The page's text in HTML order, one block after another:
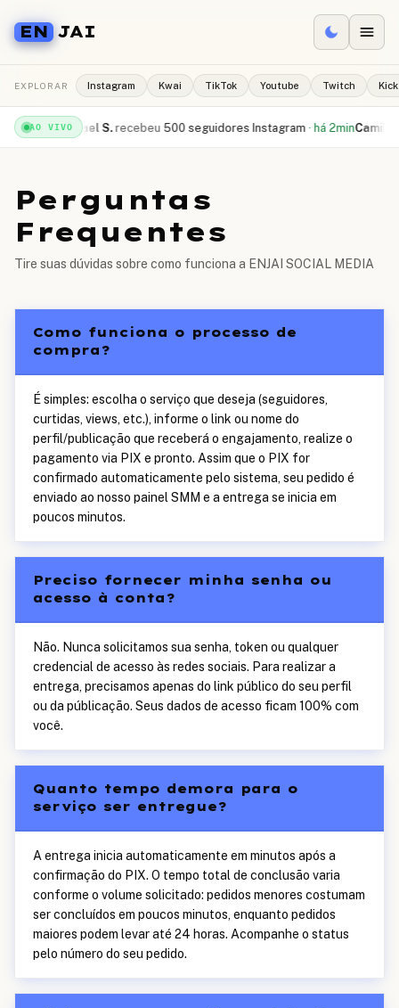
EN JAI
EXPLORAR Instagram Kwai TikTok Youtube Twitch Kick
AO VIVO
1minRafael S. recebeu 500 seguidores Instagram ·há 2min Camila R.
Perguntas
Frequentes
Tire suas dúvidas sobre como funciona a ENJAI SOCIAL MEDIA
Como funciona o processo de
compra?
É simples: escolha o serviço que deseja (seguidores,
curtidas, views, etc.), informe o link ou nome do
perfil/publicação que receberá o engajamento, realize o
pagamento via PIX e pronto. Assim que o PIX for
confirmado automaticamente pelo sistema, seu pedido é
enviado ao nosso painel SMM e a entrega se inicia em
poucos minutos.
Preciso fornecer minha senha ou
acesso à conta?
Não. Nunca solicitamos sua senha, token ou qualquer
credencial de acesso às redes sociais. Para realizar a
entrega, precisamos apenas do link público do seu perfil
ou da públicação. Seus dados de acesso ficam 100% com
você.
Quanto tempo demora para o
serviço ser entregue?
A entrega inicia automaticamente em minutos após a
confirmação do PIX. O tempo total de conclusão varia
conforme o volume solicitado: pedidos menores costumam
ser concluídos em poucos minutos, enquanto pedidos
maiores podem levar até 24 horas. Acompanhe o status
pelo número do seu pedido.